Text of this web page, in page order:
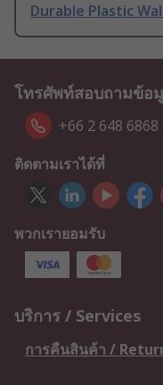
Durable Plastic
โทรศัพท์สอบถามข้อ
+66 2 648 6868
ติดตามเราได้ที่
พวกเรายอมรับ
บริการ / Services
การคืนสินค้า /